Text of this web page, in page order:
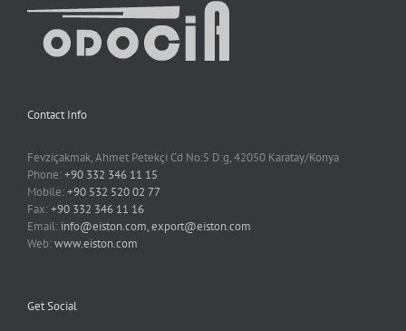
Contact Info
Fevziçakmak, Ahmet Petekçi Cd No:5 D:g, 42050 Karatay/Konya
Phone:+90 332 346 11 15
Mobile:+90 532 520 02 77
Fax:+90 332 346 11 16
Email: info@eiston.com, export@eiston.com
Web:www.eiston.com
Get Social